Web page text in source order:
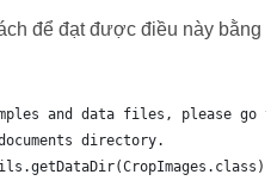
để đạt được điều này bằng
and data files, please go
directory.